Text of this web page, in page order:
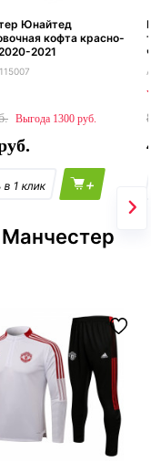
Юнайтед
кофта красно-
2021
115007
1300
+